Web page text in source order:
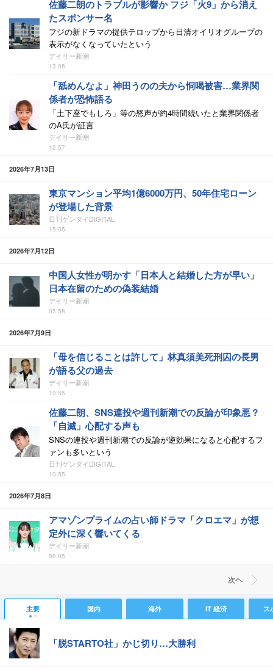
佐藤二朗のトラブルが影響か フジ「火9」から消え
たスポンサー名
フジの新ドラマの提供テロップから日清オイリオグループの
表示がなくなっていたという
デイリー新潮
13:08
「舐めんなよ」神田うのの夫から恫喝被害…業界関
係者が恐怖語る
「土下座でもしろ」等の怒声が約4時間続いたと業界関係者
のA氏が証言
デイリー新潮
12:57
2026年7月13日
東京マンション平均1億6000万円、50年住宅ローン
が登場した背景
日刊ゲンダイDIGITAL
15:05
2026年7月12日
中国人女性が明かす「日本人と結婚した方が早い」
日本在留のための偽装結婚
デイリー新潮
05:58
2026年7月9日
「母を信じることは許して」林真須美死刑囚の長男
が語る父の過去
デイリー新潮
10:55
佐藤二朗、SNS連投や週刊新潮での反論が印象悪？
「自滅」心配する声も
SNSの連投や週刊新潮での反論が逆効果になると心配するフ
ァンも多いという
日刊ゲンダイDIGITAL
10:55
2026年7月8日
アマゾンプライムの占い師ドラマ「クロエマ」が想
定外に深く響いてくる
デイリー新潮
06:05
次ヘ
主要 国内 海外 IT 経済 ス
「脱STARTO社」かじ切り…大勝利